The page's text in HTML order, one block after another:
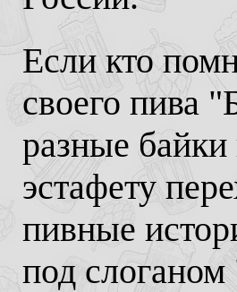
Если кто
своего пива
разные
эстафету
пивные
под